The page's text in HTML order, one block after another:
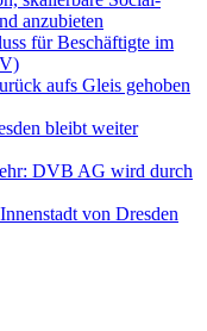
anzubieten
für Beschäftigte im
aufs Gleis gehoben
bleibt weiter
DVB AG wird durch
von Dresden